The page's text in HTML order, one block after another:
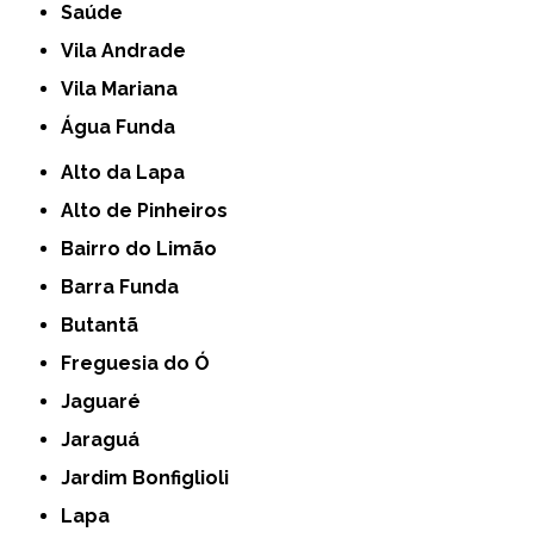
Saúde
Vila Andrade
Vila Mariana
Água Funda
Alto da Lapa
Alto de Pinheiros
Bairro do Limão
Barra Funda
Butantã
Freguesia do Ó
Jaguaré
Jaraguá
Jardim Bonfiglioli
Lapa